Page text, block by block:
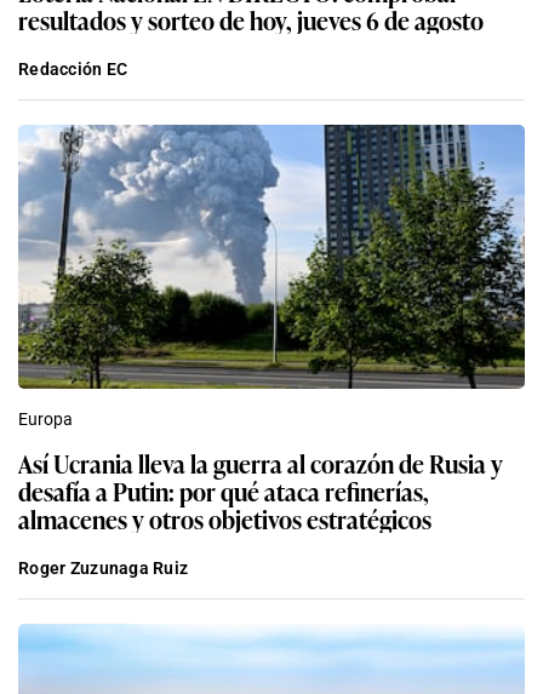
resultados y sorteo de hoy, jueves 6 de agosto
Redacción EC
Europa
Así Ucrania lleva la guerra al corazón de Rusia y
desafía a Putin: por qué ataca refinerías,
almacenes y otros objetivos estratégicos
Roger Zuzunaga Ruiz